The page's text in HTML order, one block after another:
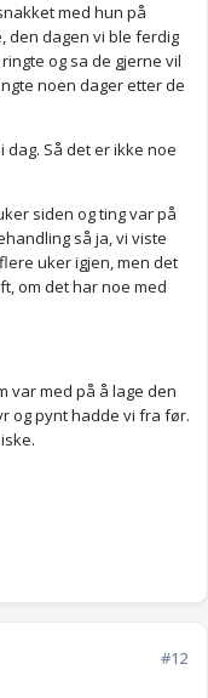
med hun på
den dagen vi ble ferdig
og sa de gjerne vil
noen dager etter de
Så det er ikke noe
siden og ting var på
så ja, vi viste
uker igjen, men det
om det har noe med
var med på å lage den
og pynt hadde vi fra før.
#12